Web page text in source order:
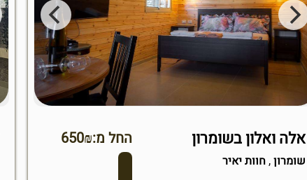
אלה ואלון בשומרון החל מ:650₪
שומרון,חוות יאיר